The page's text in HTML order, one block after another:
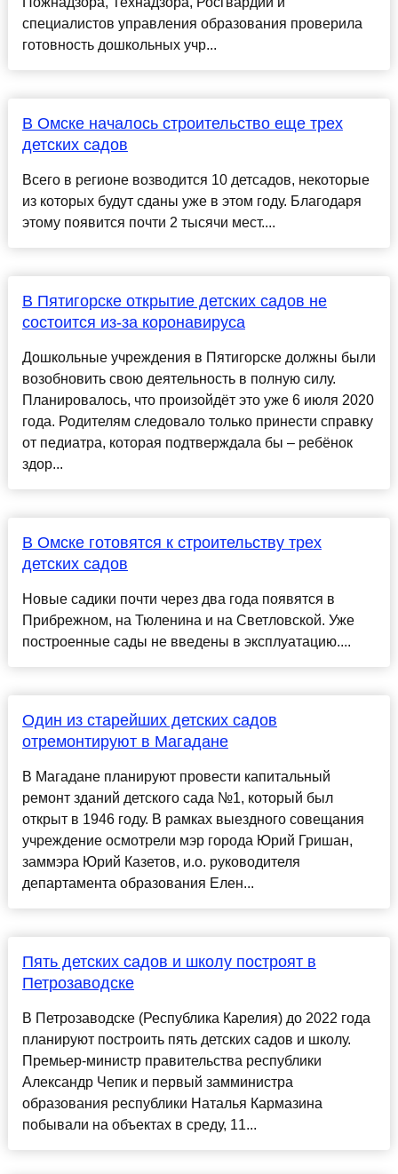
специалистов управления образования проверила
готовность дошкольных учр...
В Омске началось строительство еще трех
детских садов
Всего в регионе возводится 10 детсадов, некоторые
из которых будут сданы уже в этом году. Благодаря
этому появится почти 2 тысячи мест....
В Пятигорске открытие детских садов не
состоится из-за коронавируса
Дошкольные учреждения в Пятигорске должны были
возобновить свою деятельность в полную силу.
Планировалось, что произойдёт это уже 6 июля 2020
года. Родителям следовало только принести справку
от педиатра, которая подтверждала бы – ребёнок
здор...
В Омске готовятся к строительству трех
детских садов
Новые садики почти через два года появятся в
Прибрежном, на Тюленина и на Светловской. Уже
построенные сады не введены в эксплуатацию....
Один из старейших детских садов
отремонтируют в Магадане
В Магадане планируют провести капитальный
ремонт зданий детского сада №1, который был
открыт в 1946 году. В рамках выездного совещания
учреждение осмотрели мэр города Юрий Гришан,
заммэра Юрий Казетов, и.о. руководителя
департамента образования Елен...
Пять детских садов и школу построят в
Петрозаводске
В Петрозаводске (Республика Карелия) до 2022 года
планируют построить пять детских садов и школу.
Премьер-министр правительства республики
Александр Чепик и первый замминистра
образования республики Наталья Кармазина
побывали на объектах в среду, 11...